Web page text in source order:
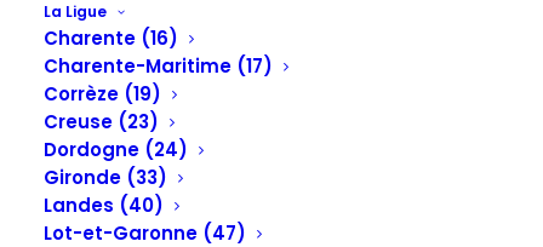
La Ligue
Charente (16)
Charente-Maritime (17)
Corrèze (19)
Creuse (23)
Dordogne (24)
Gironde (33)
Landes (40)
Lot-et-Garonne (47)